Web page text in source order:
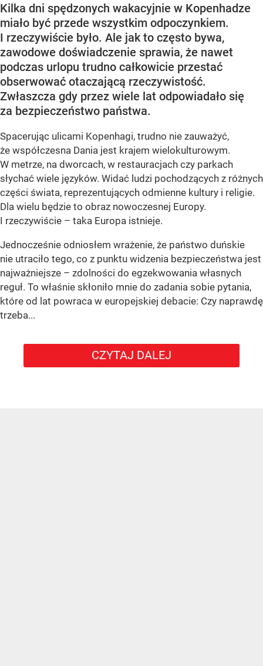
Kilka dni spędzonych wakacyjnie w Kopenhadze
miało być przede wszystkim odpoczynkiem.
I rzeczywiście było. Ale jak to często bywa,
zawodowe doświadczenie sprawia, że nawet
podczas urlopu trudno całkowicie przestać
obserwować otaczającą rzeczywistość.
Zwłaszcza gdy przez wiele lat odpowiadało się
za bezpieczeństwo państwa.
Spacerując ulicami Kopenhagi, trudno nie zauważyć,
że współczesna Dania jest krajem wielokulturowym.
W metrze, na dworcach, w restauracjach czy parkach
słychać wiele języków. Widać ludzi pochodzących z różnych
części świata, reprezentujących odmienne kultury i religie.
Dla wielu będzie to obraz nowoczesnej Europy.
I rzeczywiście – taka Europa istnieje.
Jednocześnie odniosłem wrażenie, że państwo duńskie
nie utraciło tego, co z punktu widzenia bezpieczeństwa jest
najważniejsze – zdolności do egzekwowania własnych
reguł. To właśnie skłoniło mnie do zadania sobie pytania,
które od lat powraca w europejskiej debacie: Czy naprawdę
trzeba...
CZYTAJ DALEJ